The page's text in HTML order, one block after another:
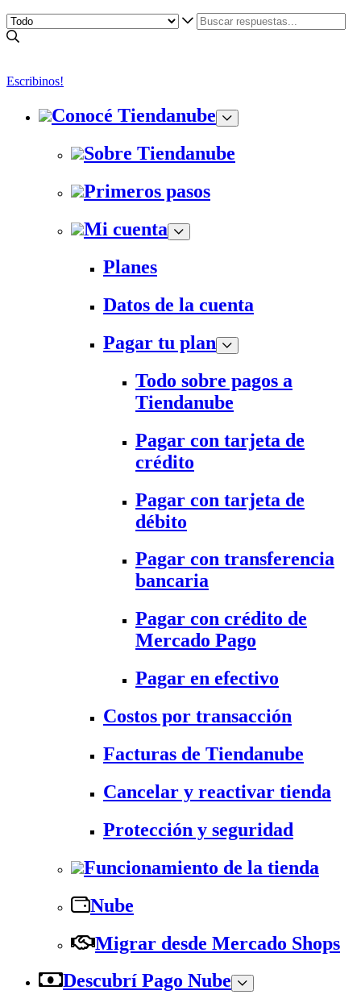
Escribinos!
Conocé Tiendanube
Sobre Tiendanube
Primeros pasos
Mi cuenta
Planes
Datos de la cuenta
Pagar tu plan
Todo sobre pagos a
Tiendanube
Pagar con tarjeta de
crédito
Pagar con tarjeta de
débito
Pagar con transferencia
bancaria
Pagar con crédito de
Mercado Pago
Pagar en efectivo
Costos por transacción
Facturas de Tiendanube
Cancelar y reactivar tienda
Protección y seguridad
Funcionamiento de la tienda
Nube
Migrar desde Mercado Shops
Descubrí Pago Nube